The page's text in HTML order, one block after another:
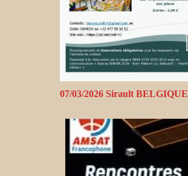
07/03/2026 Sirault BELGIQUE